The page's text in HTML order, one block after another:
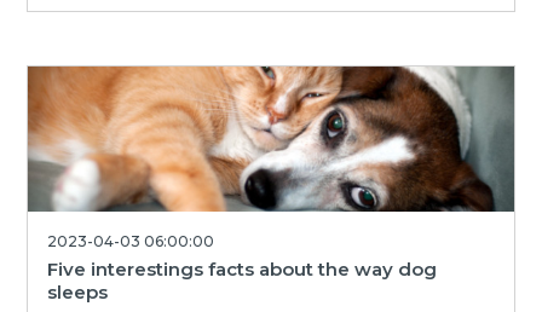
2023-04-03 06:00:00
Five interestings facts about the way dog
sleeps